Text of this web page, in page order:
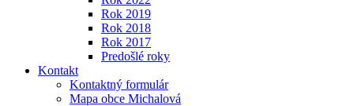
Rok 2019
Rok 2018
Rok 2017
Predošlé roky
Kontakt
Kontaktný formulár
Mapa obce Michalová